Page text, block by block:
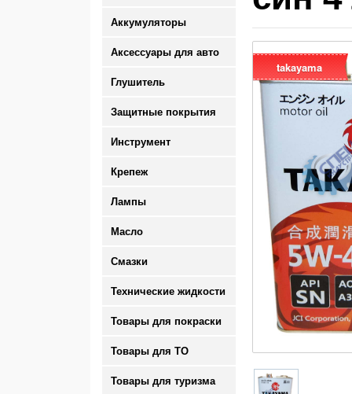
Аккумуляторы
Аксессуары для авто
Глушитель
Защитные покрытия
Инструмент
Крепеж
Лампы
Масло
Смазки
Технические жидкости
Товары для покраски
Товары для ТО
Товары для туризма
takayama